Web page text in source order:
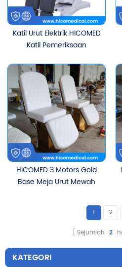
Katil Urut Elektrik HICOMED
Katil Pemeriksaan
Fungsi Katil Rawatan
Diagnosis Peribadi
Dengan 5 Motor
HICOMED 3 Motors Gold
Base Meja Urut Mewah
Perabot Penjagaan
Kecantikan Elektrik
1 2
Sejumlah 2
KATEGORI